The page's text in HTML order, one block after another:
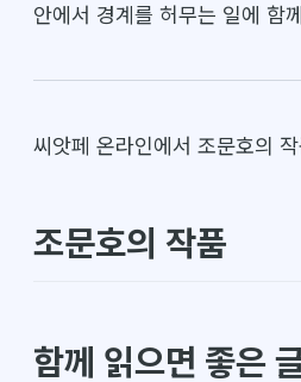
안에서 경계를 허무는 일에 함
씨앗페 온라인에서 조문호의
조문호의 작품
함께 읽으면 좋은